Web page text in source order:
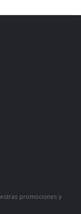
promociones y